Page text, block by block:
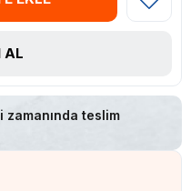
zamanında teslim